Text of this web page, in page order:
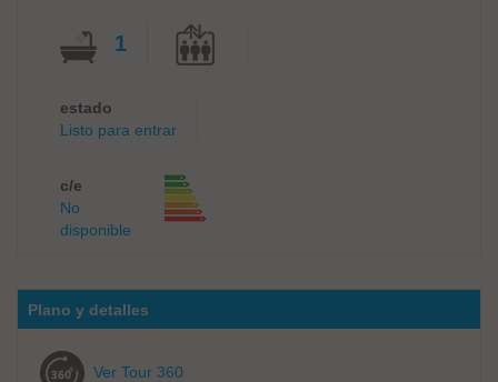
1
estado
Listo para entrar
c/e
No
disponible
Plano y detalles
Ver Tour 360